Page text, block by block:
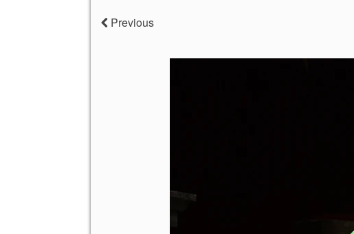
Previous